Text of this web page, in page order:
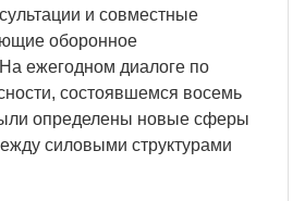
и совместные
оборонное
ежегодном диалоге по
состоявшемся восемь
определены новые сферы
силовыми структурами